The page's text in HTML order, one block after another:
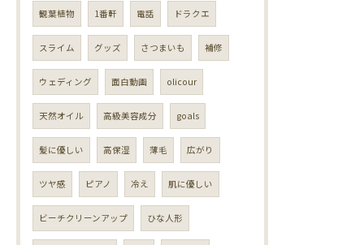
観葉植物 1番軒 電話 ドラクエ
スライム グッズ さつまいも 補修
ウェディング 面白動画 olicour
天然オイル 高級美容成分 goals
髪に優しい 高保湿 薄毛 広がり
ツヤ感 ピアノ 冷え 肌に優しい
ビーチクリーンアップ ひな人形